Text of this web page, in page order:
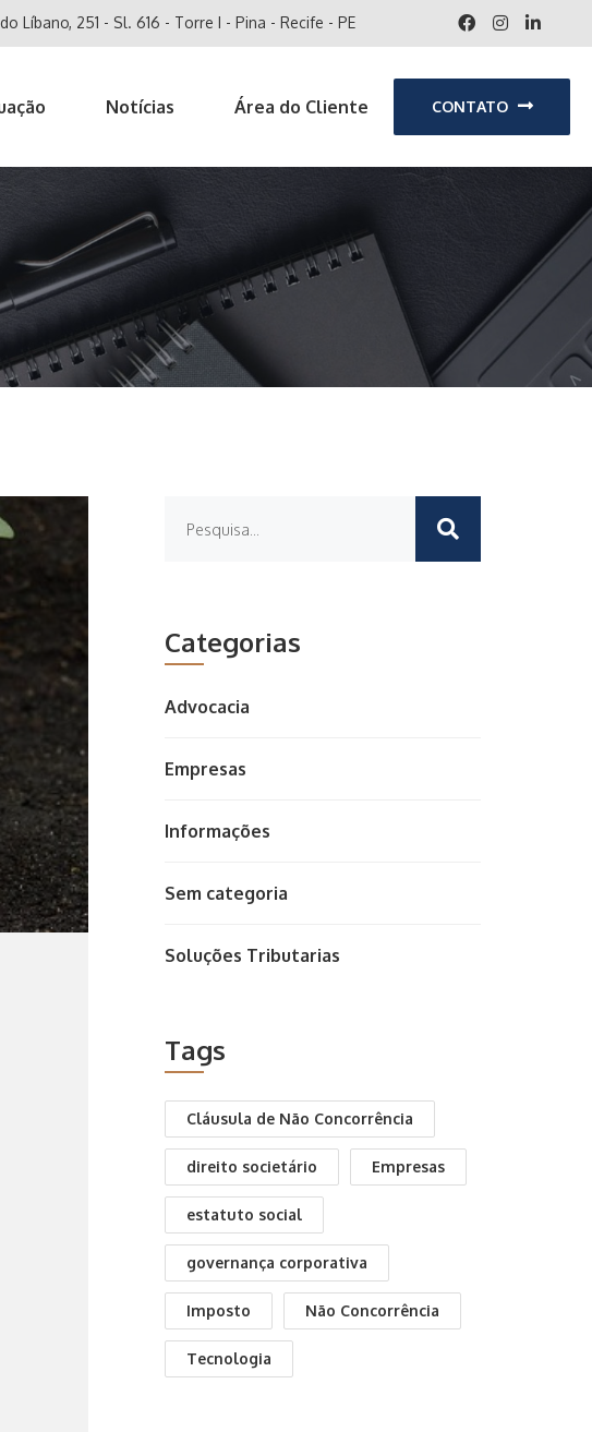
Líbano, 251 - Sl. 616 - Torre I - Pina - Recife - PE
Notícias Área do Cliente CONTATO
Categorias
Advocacia
Empresas
Informações
Sem categoria
Soluções Tributarias
Tags
Cláusula de Não Concorrência
direito societário Empresas
estatuto social
governança corporativa
Imposto Não Concorrência
Tecnologia